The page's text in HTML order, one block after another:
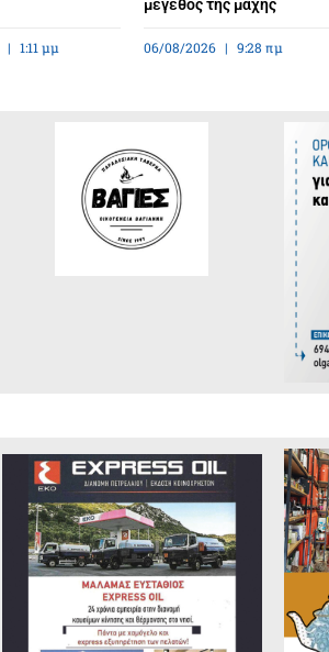
1:11 μμ
μέγεθος της μάχης
06/08/2026 9:28 πμ